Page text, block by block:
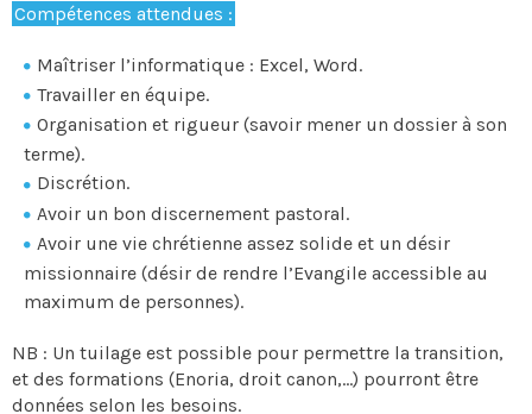
Compétences attendues :
Maîtriser l’informatique : Excel, Word.
Travailler en équipe.
Organisation et rigueur (savoir mener un dossier à son
terme).
Discrétion.
Avoir un bon discernement pastoral.
Avoir une vie chrétienne assez solide et un désir
missionnaire (désir de rendre l’Evangile accessible au
maximum de personnes).
NB : Un tuilage est possible pour permettre la transition,
et des formations (Enoria, droit canon,…) pourront être
données selon les besoins.